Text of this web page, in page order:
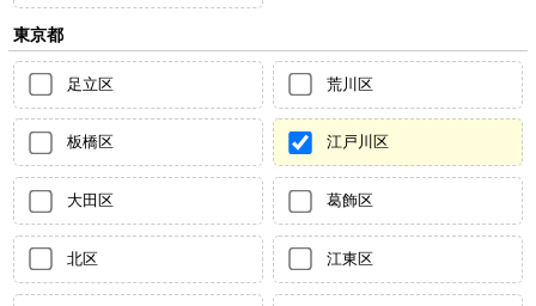
東京都
足立区 荒川区
板橋区 江戸川区
大田区 葛飾区
北区 江東区